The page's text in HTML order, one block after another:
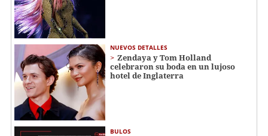
NUEVOS DETALLES
Zendaya y Tom Holland
celebraron su boda en un lujoso
hotel de Inglaterra
BULOS